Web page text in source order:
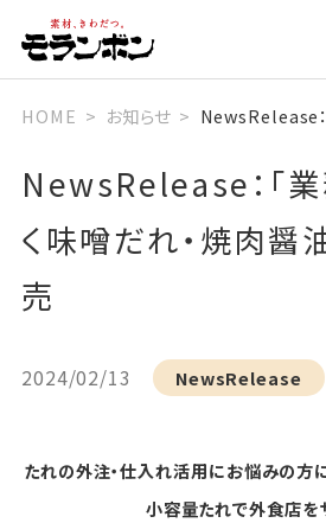
HOME お知らせ NewsRelease
NewsRelease：「
く味噌だれ・焼肉醤
売
2024/02/13 NewsRelease
たれの外注・仕入れ活用にお悩みの方
小容量たれで外食店を